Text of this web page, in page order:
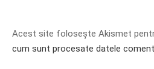
Acest site folosește Akismet
cum sunt procesate datele